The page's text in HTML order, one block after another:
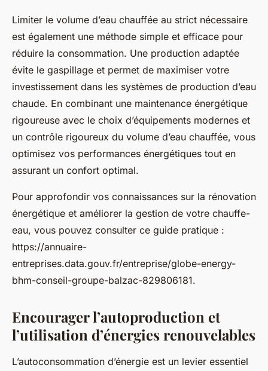
Limiter le volume d’eau chauffée au strict nécessaire
est également une méthode simple et efficace pour
réduire la consommation. Une production adaptée
évite le gaspillage et permet de maximiser votre
investissement dans les systèmes de production d’eau
chaude. En combinant une maintenance énergétique
rigoureuse avec le choix d’équipements modernes et
un contrôle rigoureux du volume d’eau chauffée, vous
optimisez vos performances énergétiques tout en
assurant un confort optimal.
Pour approfondir vos connaissances sur la rénovation
énergétique et améliorer la gestion de votre chauffe-
eau, vous pouvez consulter ce guide pratique :
https://annuaire-
entreprises.data.gouv.fr/entreprise/globe-energy-
bhm-conseil-groupe-balzac-829806181.
Encourager l’autoproduction et
l’utilisation d’énergies renouvelables
L’autoconsommation d’énergie est un levier essentiel